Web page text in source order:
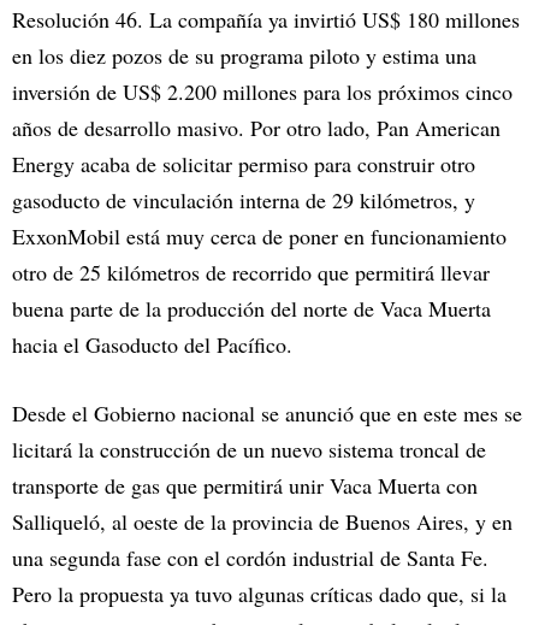
Resolución 46. La compañía ya invirtió US$ 180 millones
en los diez pozos de su programa piloto y estima una
inversión de US$ 2.200 millones para los próximos cinco
años de desarrollo masivo. Por otro lado, Pan American
Energy acaba de solicitar permiso para construir otro
gasoducto de vinculación interna de 29 kilómetros, y
ExxonMobil está muy cerca de poner en funcionamiento
otro de 25 kilómetros de recorrido que permitirá llevar
buena parte de la producción del norte de Vaca Muerta
hacia el Gasoducto del Pacífico.
Desde el Gobierno nacional se anunció que en este mes se
licitará la construcción de un nuevo sistema troncal de
transporte de gas que permitirá unir Vaca Muerta con
Salliqueló, al oeste de la provincia de Buenos Aires, y en
una segunda fase con el cordón industrial de Santa Fe.
Pero la propuesta ya tuvo algunas críticas dado que, si la